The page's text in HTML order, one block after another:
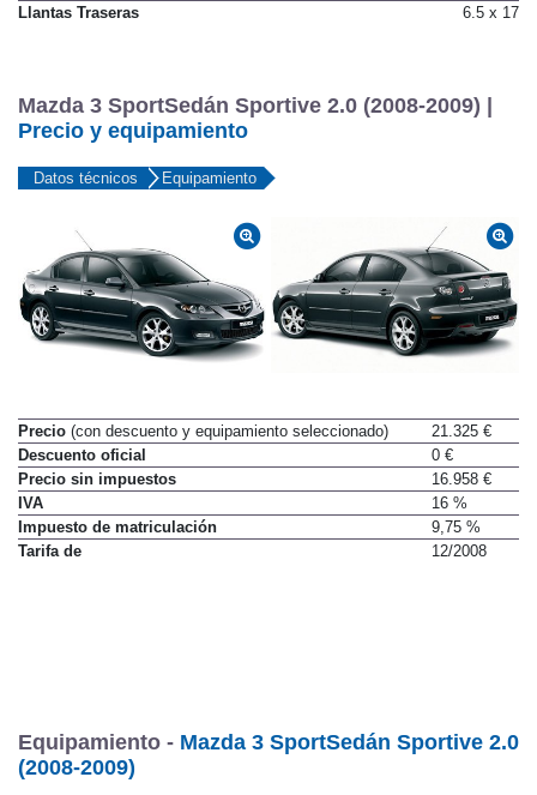
Llantas Traseras 6.5 x 17
Mazda 3 SportSedán Sportive 2.0 (2008-2009) |
Precio y equipamiento
Datos técnicos Equipamiento
Precio (con descuento y equipamiento seleccionado)
21.325 €
Descuento oficial
0 €
Precio sin impuestos
16.958 €
IVA
16 %
Impuesto de matriculación
9,75 %
Tarifa de
12/2008
Equipamiento - Mazda 3 SportSedán Sportive 2.0
(2008-2009)